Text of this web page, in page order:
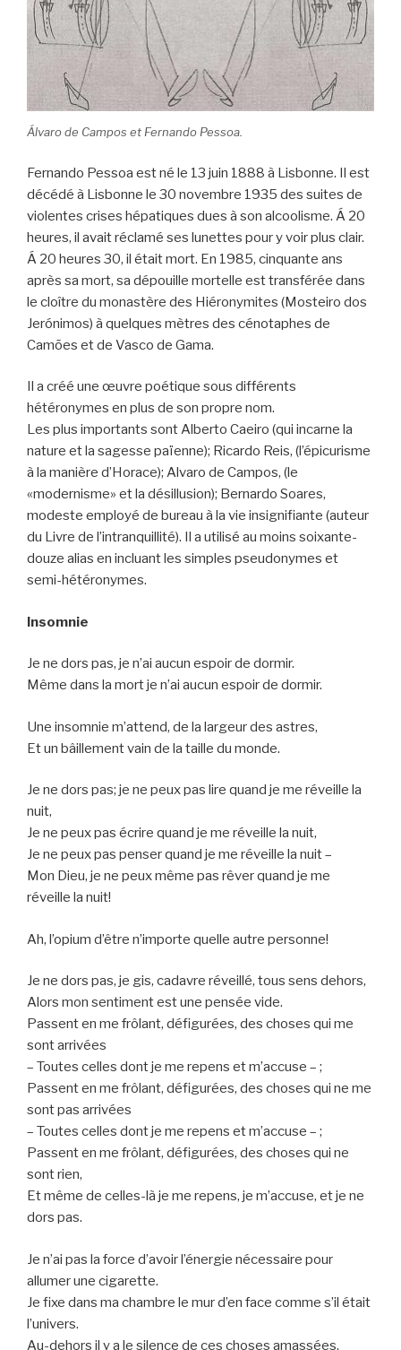
Álvaro de Campos et Fernando Pessoa.
Fernando Pessoa est né le 13 juin 1888 à Lisbonne. Il est
décédé à Lisbonne le 30 novembre 1935 des suites de
violentes crises hépatiques dues à son alcoolisme. Á 20
heures, il avait réclamé ses lunettes pour y voir plus clair.
Á 20 heures 30, il était mort. En 1985, cinquante ans
après sa mort, sa dépouille mortelle est transférée dans
le cloître du monastère des Hiéronymites (Mosteiro dos
Jerónimos) à quelques mètres des cénotaphes de
Camões et de Vasco de Gama.
Il a créé une œuvre poétique sous différents
hétéronymes en plus de son propre nom.
Les plus importants sont Alberto Caeiro (qui incarne la
nature et la sagesse païenne); Ricardo Reis, (l’épicurisme
à la manière d’Horace); Alvaro de Campos, (le
«modernisme» et la désillusion); Bernardo Soares,
modeste employé de bureau à la vie insignifiante (auteur
du Livre de l’intranquillité). Il a utilisé au moins soixante-
douze alias en incluant les simples pseudonymes et
semi-hétéronymes.
Insomnie
Je ne dors pas, je n’ai aucun espoir de dormir.
Même dans la mort je n’ai aucun espoir de dormir.
Une insomnie m’attend, de la largeur des astres,
Et un bâillement vain de la taille du monde.
Je ne dors pas; je ne peux pas lire quand je me réveille la
nuit,
Je ne peux pas écrire quand je me réveille la nuit,
Je ne peux pas penser quand je me réveille la nuit –
Mon Dieu, je ne peux même pas rêver quand je me
réveille la nuit!
Ah, l’opium d’être n’importe quelle autre personne!
Je ne dors pas, je gis, cadavre réveillé, tous sens dehors,
Alors mon sentiment est une pensée vide.
Passent en me frôlant, défigurées, des choses qui me
sont arrivées
– Toutes celles dont je me repens et m’accuse – ;
Passent en me frôlant, défigurées, des choses qui ne me
sont pas arrivées
– Toutes celles dont je me repens et m’accuse – ;
Passent en me frôlant, défigurées, des choses qui ne
sont rien,
Et même de celles-là je me repens, je m’accuse, et je ne
dors pas.
Je n’ai pas la force d’avoir l’énergie nécessaire pour
allumer une cigarette.
Je fixe dans ma chambre le mur d’en face comme s’il était
l’univers.
Au-dehors il y a le silence de ces choses amassées.